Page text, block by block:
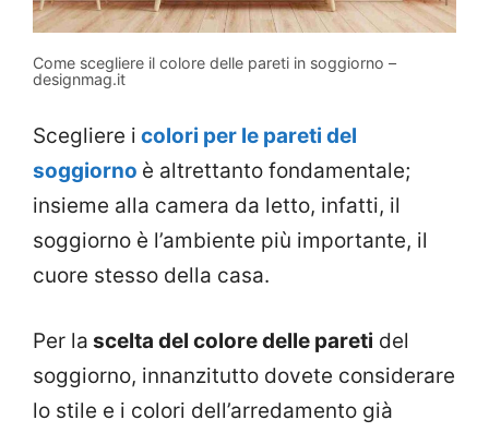
Come scegliere il colore delle pareti in soggiorno –
designmag.it
Scegliere i colori per le pareti del
soggiorno è altrettanto fondamentale;
insieme alla camera da letto, infatti, il
soggiorno è l’ambiente più importante, il
cuore stesso della casa.
Per la scelta del colore delle pareti del
soggiorno, innanzitutto dovete considerare
lo stile e i colori dell’arredamento già